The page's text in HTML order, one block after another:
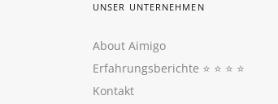
UNSER UNTERNEHMEN
About Aimigo
Erfahrungsberichte ⭐️ ⭐️ ⭐️ ⭐️
Kontakt